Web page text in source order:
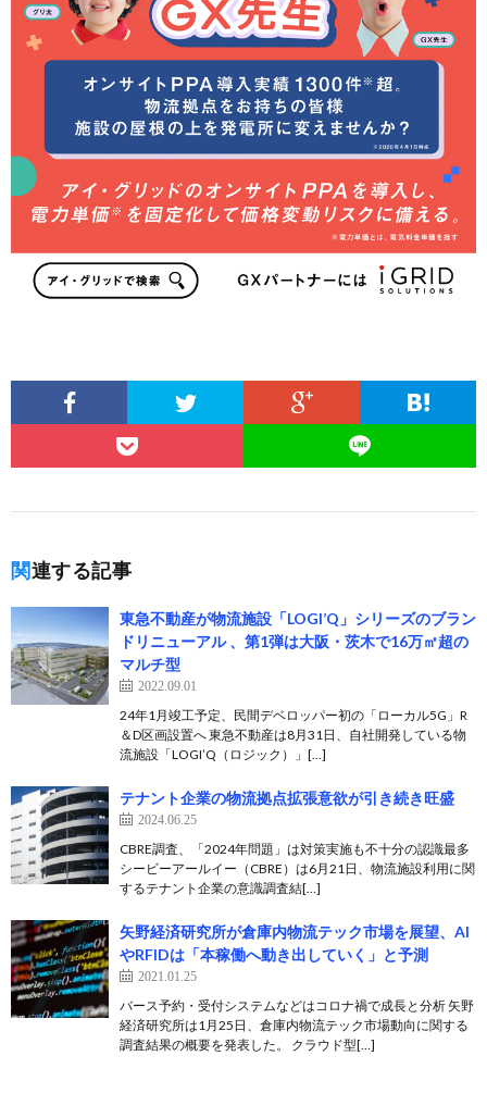
関連する記事
東急不動産が物流施設「LOGI’Q」シリーズのブラン
ドリニューアル 、第1弾は大阪・茨木で16万㎡超の
マルチ型
2022.09.01
24年1月竣工予定、民間デベロッパー初の「ローカル5G」R
＆D区画設置へ 東急不動産は8月31日、自社開発している物
流施設「LOGI’Q（ロジック）」[…]
テナント企業の物流拠点拡張意欲が引き続き旺盛
2024.06.25
CBRE調査、「2024年問題」は対策実施も不十分の認識最多
シービーアールイー（CBRE）は6月21日、物流施設利用に関
するテナント企業の意識調査結[…]
矢野経済研究所が倉庫内物流テック市場を展望、AI
やRFIDは「本稼働へ動き出していく」と予測
2021.01.25
バース予約・受付システムなどはコロナ禍で成長と分析 矢野
経済研究所は1月25日、倉庫内物流テック市場動向に関する
調査結果の概要を発表した。 クラウド型[…]